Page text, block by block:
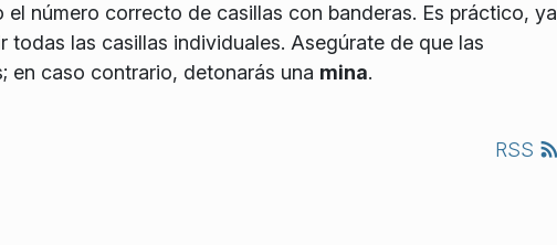
número correcto de casillas con banderas. Es práctico, ya
todas las casillas individuales. Asegúrate de que las
en caso contrario, detonarás una mina.
RSS